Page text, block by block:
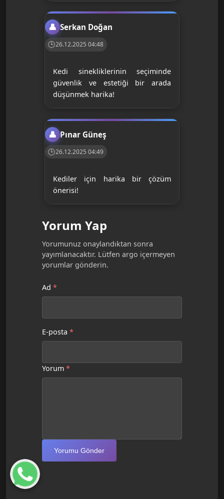
Serkan Doğan
26.12.2025 04:48
Kedi sinekliklerinin seçiminde
güvenlik ve estetiği bir arada
düşünmek harika!
Pınar Güneş
26.12.2025 04:49
Kediler için harika bir çözüm
önerisi!
Yorum Yap
Yorumunuz onaylandıktan sonra
yayımlanacaktır. Lütfen argo içermeyen
yorumlar gönderin.
Ad *
E-posta *
Yorum *
Yorumu Gönder